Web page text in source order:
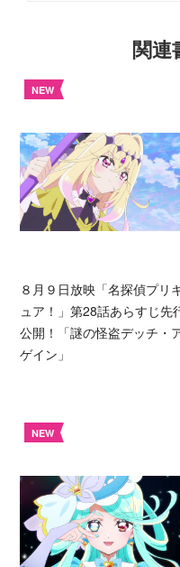
関連
NEW
８月９日放映「名探偵プリ
ュア！」第28話あらすじ先
公開！「謎の怪盗デッチ・
ゲイン」
NEW